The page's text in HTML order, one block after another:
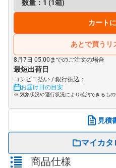
カート
あとで買うリ
8月7日 05:00までのご注文の場合
最短出荷日
コンビニ払い / 銀行振込：
お届け日の目安
※ 気象状況や運行状況により確約できるもの
見積
マイカタ
商品仕様